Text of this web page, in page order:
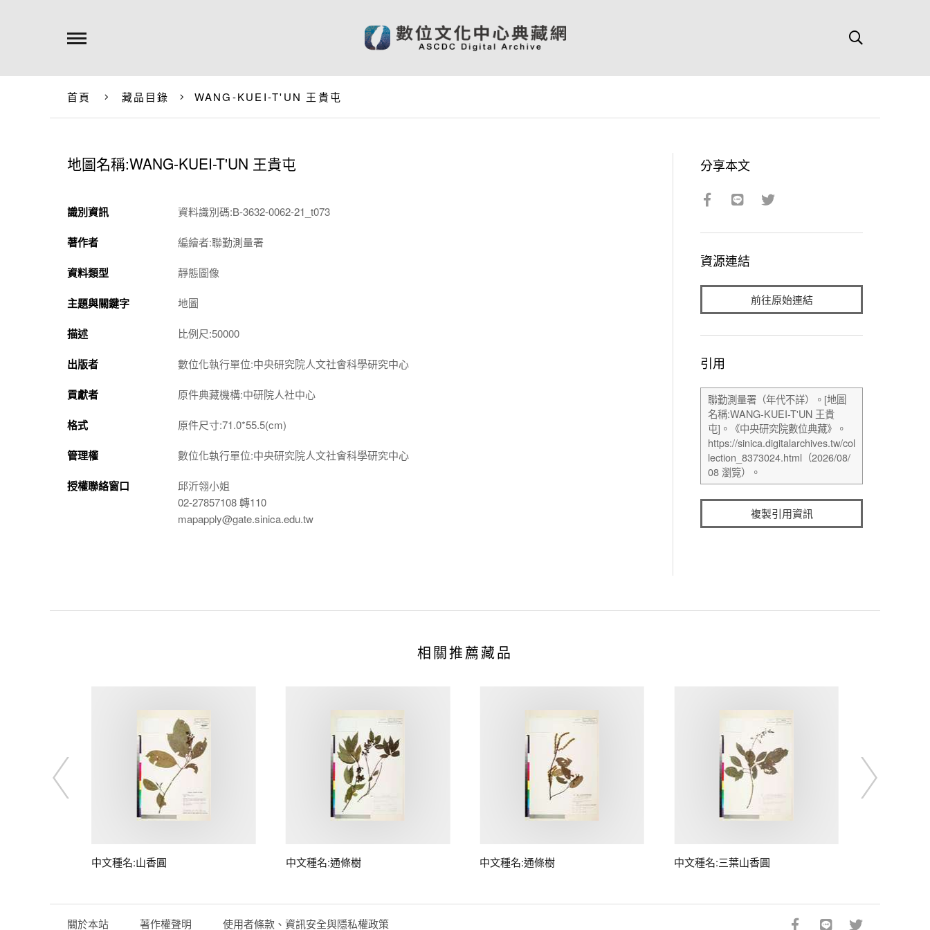
首頁 藏品目錄 WANG-KUEI-T'UN 王貴屯
地圖名稱:WANG-KUEI-T'UN 王貴屯
識別資訊 資料識別碼:B-3632-0062-21_t073
著作者 編繪者:聯勤測量署
資料類型 靜態圖像
主題與關鍵字 地圖
描述 比例尺:50000
出版者 數位化執行單位:中央研究院人文社會科學研究中心
貢獻者 原件典藏機構:中研院人社中心
格式 原件尺寸:71.0*55.5(cm)
管理權 數位化執行單位:中央研究院人文社會科學研究中心
授權聯絡窗口
邱沂翎小姐
02-27857108 轉110
mapapply@gate.sinica.edu.tw
分享本文
資源連結
前往原始連結
引用
複製引用資訊
相關推薦藏品
中文種名:山香圓 中文種名:通條樹 中文種名:通條樹 中文種名:三葉山香圓
關於本站 著作權聲明 使用者條款、資訊安全與隱私權政策